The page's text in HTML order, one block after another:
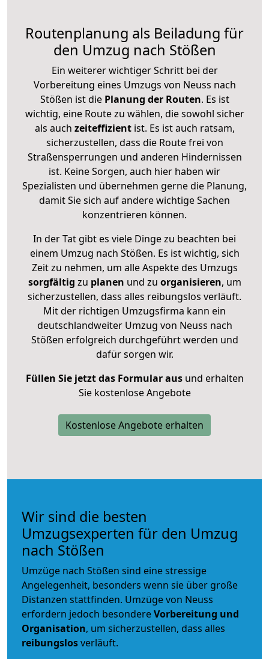
Routenplanung als Beiladung für
den Umzug nach Stößen
Ein weiterer wichtiger Schritt bei der
Vorbereitung eines Umzugs von Neuss nach
Stößen ist diePlanung der Routen. Es ist
wichtig, eine Route zu wählen, die sowohl sicher
als auch zeiteffizientist. Es ist auch ratsam,
sicherzustellen, dass die Route frei von
Straßensperrungen und anderen Hindernissen
ist. Keine Sorgen, auch hier haben wir
Spezialisten und übernehmen gerne die Planung,
damit Sie sich auf andere wichtige Sachen
konzentrieren können.
In der Tat gibt es viele Dinge zu beachten bei
einem Umzug nach Stößen. Es ist wichtig, sich
Zeit zu nehmen, um alle Aspekte des Umzugs
sorgfältig zu planen und zu organisieren, um
sicherzustellen, dass alles reibungslos verläuft.
Mit der richtigen Umzugsfirma kann ein
deutschlandweiter Umzug von Neuss nach
Stößen erfolgreich durchgeführt werden und
dafür sorgen wir.
Füllen Sie jetzt das Formular ausund erhalten
Sie kostenlose Angebote
Kostenlose Angebote erhalten
Wir sind die besten
Umzugsexperten für den Umzug
nach Stößen
Umzüge nach Stößen sind eine stressige
Angelegenheit, besonders wenn sie über große
Distanzen stattfinden. Umzüge von Neuss
erfordern jedoch besondereVorbereitung und
Organisation, um sicherzustellen, dass alles
reibungslosverläuft.